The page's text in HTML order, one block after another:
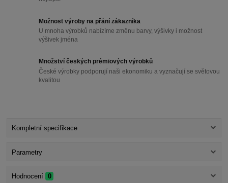
Možnost výroby na přání zákazníka
U mnoha výrobků nabízíme změnu barvy, výšivky i možnost
výšivek jména
Množství českých prémiových výrobků
České výrobky podporují naši ekonomiku a vyznačují se světovou
kvalitou
Kompletní specifikace
Parametry
Hodnocení 0